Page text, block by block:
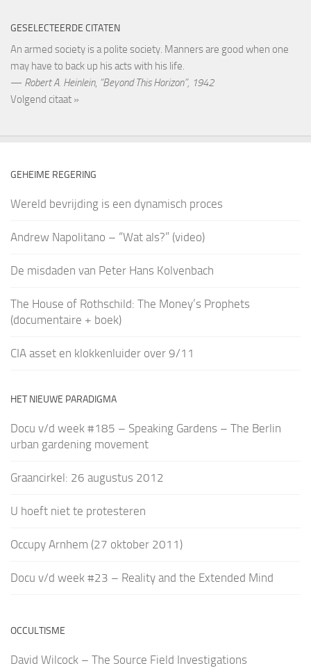
GESELECTEERDE CITATEN
An armed society is a polite society. Manners are good when one
may have to back up his acts with his life.
— Robert A. Heinlein, “Beyond This Horizon”, 1942
Volgend citaat »
GEHEIME REGERING
Wereld bevrijding is een dynamisch proces
Andrew Napolitano – “Wat als?” (video)
De misdaden van Peter Hans Kolvenbach
The House of Rothschild: The Money’s Prophets
(documentaire + boek)
CIA asset en klokkenluider over 9/11
HET NIEUWE PARADIGMA
Docu v/d week #185 – Speaking Gardens – The Berlin
urban gardening movement
Graancirkel: 26 augustus 2012
U hoeft niet te protesteren
Occupy Arnhem (27 oktober 2011)
Docu v/d week #23 – Reality and the Extended Mind
OCCULTISME
David Wilcock – The Source Field Investigations